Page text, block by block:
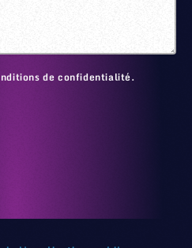
de confidentialité.